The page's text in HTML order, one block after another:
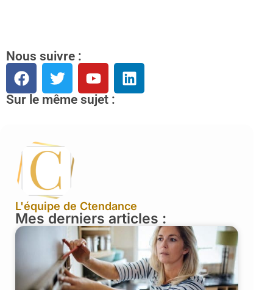
Nous suivre :
Sur le même sujet :
L'équipe de Ctendance
Mes derniers articles :